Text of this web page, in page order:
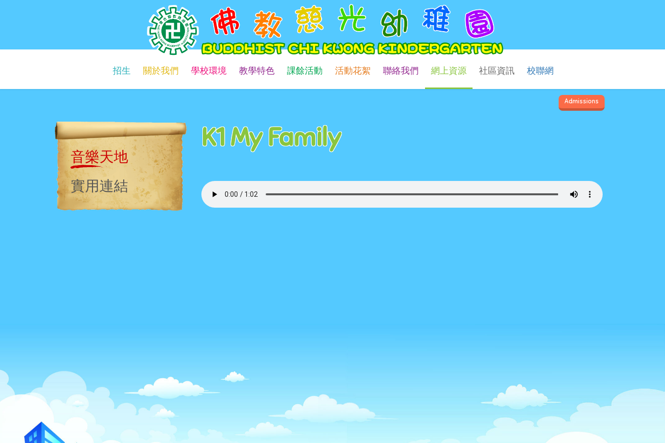
招生 關於我們 學校環境 教學特色 課餘活動 活動花絮 聯絡我們 網上資源 社區資訊 校聯網
Admissions
音樂天地
實用連結
K1 My Family